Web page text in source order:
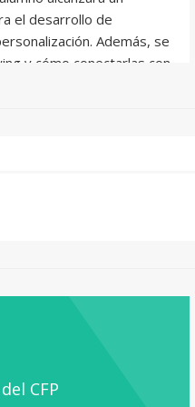
el desarrollo de
Además, se
y cómo conectarlas con
el desarrollo de
de nueva
CFP